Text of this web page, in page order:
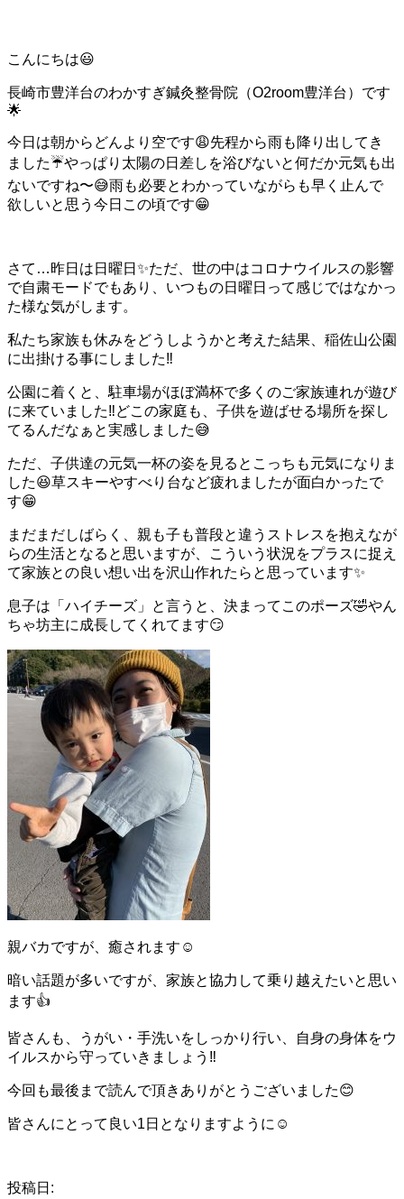
こんにちは😃
長崎市豊洋台のわかすぎ鍼灸整骨院（O2room豊洋台）です
🌟
今日は朝からどんより空です😩先程から雨も降り出してき
ました☔️やっぱり太陽の日差しを浴びないと何だか元気も出
ないですね〜😅雨も必要とわかっていながらも早く止んで
欲しいと思う今日この頃です😁
さて…昨日は日曜日✨ただ、世の中はコロナウイルスの影響
で自粛モードでもあり、いつもの日曜日って感じではなかっ
た様な気がします。
私たち家族も休みをどうしようかと考えた結果、稲佐山公園
に出掛ける事にしました‼️
公園に着くと、駐車場がほぼ満杯で多くのご家族連れが遊び
に来ていました‼️どこの家庭も、子供を遊ばせる場所を探し
てるんだなぁと実感しました😅
ただ、子供達の元気一杯の姿を見るとこっちも元気になりま
した😆草スキーやすべり台など疲れましたが面白かったで
す😁
まだまだしばらく、親も子も普段と違うストレスを抱えなが
らの生活となると思いますが、こういう状況をプラスに捉え
て家族との良い想い出を沢山作れたらと思っています✨
息子は「ハイチーズ」と言うと、決まってこのポーズ🤣やん
ちゃ坊主に成長してくれてます😏
親バカですが、癒されます☺️
暗い話題が多いですが、家族と協力して乗り越えたいと思い
ます👍
皆さんも、うがい・手洗いをしっかり行い、自身の身体をウ
イルスから守っていきましょう‼️
今回も最後まで読んで頂きありがとうございました😊
皆さんにとって良い1日となりますように☺️
投稿日: